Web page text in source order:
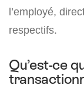
l’employé,
respectifs.
Qu’est-ce